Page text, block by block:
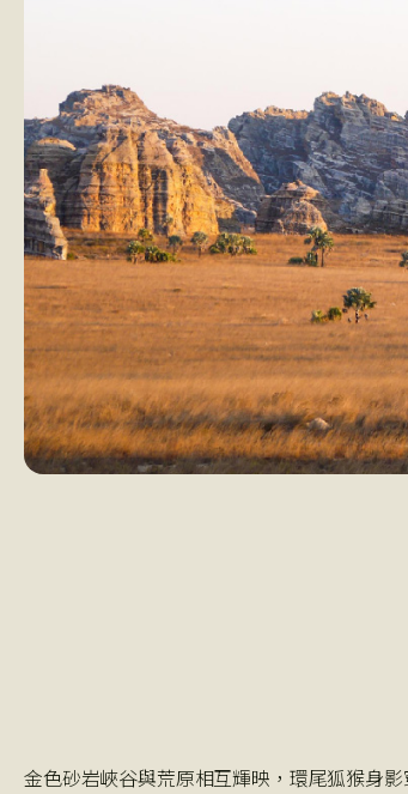
金色砂岩峽谷與荒原相互輝映，環尾狐猴身